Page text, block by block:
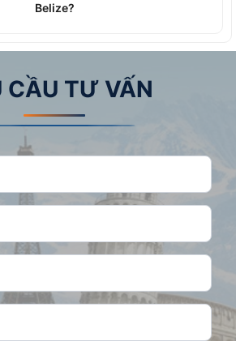
Belize?
CẦU TƯ VẤN